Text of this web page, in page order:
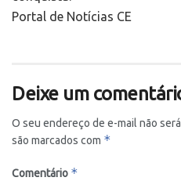
Portal de Notícias CE
Deixe um
O seu endereço de e-mail não
são marcados com *
Comentário *